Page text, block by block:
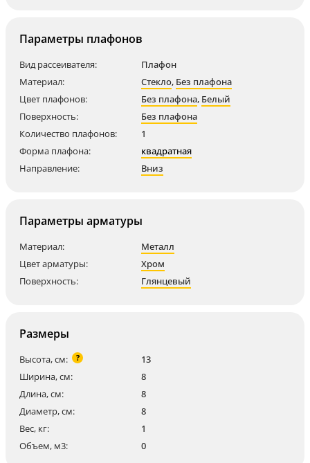
Параметры плафонов
Вид рассеивателя:
Плафон
Материал:
Стекло, Без плафона
Цвет плафонов:
Без плафона, Белый
Поверхность:
Без плафона
Количество плафонов:
1
Форма плафона:
квадратная
Направление:
Вниз
Параметры арматуры
Материал:
Металл
Цвет арматуры:
Хром
Поверхность:
Глянцевый
Размеры
Высота, см: ?
13
Ширина, см:
8
Длина, см:
8
Диаметр, см:
8
Вес, кг:
1
Объем, м3:
0